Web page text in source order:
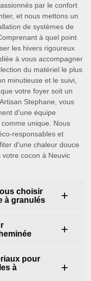
par le confort
et nous mettons un
de systèmes de
à quel point
les hivers rigoureux
à vous accompagner
du matériel le plus
minutieuse et le suivi,
votre foyer soit un
Stephane, vous
d'une équipe
unique. Nous
responsables et
d'une chaleur douce
cocon à Neuvic
choisir
à granulés
pour
à